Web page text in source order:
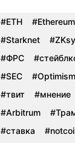
#ETH #Ethereum
#Starknet
#ФРС
#SEC
#Optimism
#твит
#мнение
#Arbitrum
#ставка